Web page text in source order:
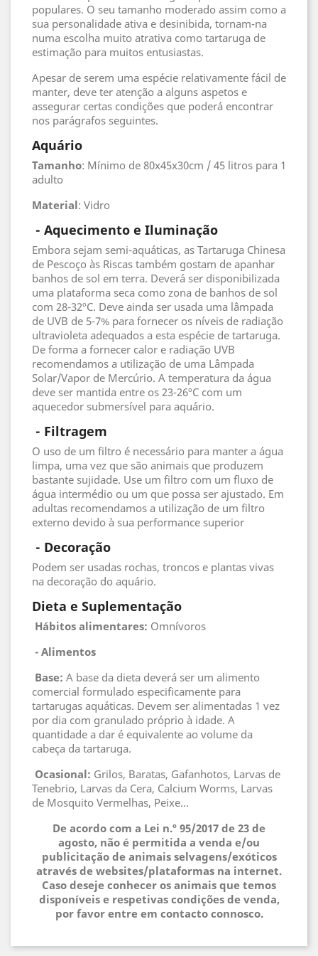
populares. O seu tamanho moderado assim como a
sua personalidade ativa e desinibida, tornam-na
numa escolha muito atrativa como tartaruga de
estimação para muitos entusiastas.
Apesar de serem uma espécie relativamente fácil de
manter, deve ter atenção a alguns aspetos e
assegurar certas condições que poderá encontrar
nos parágrafos seguintes.
Aquário
Tamanho: Mínimo de 80x45x30cm / 45 litros para 1
adulto
Material: Vidro
- Aquecimento e Iluminação
Embora sejam semi-aquáticas, as Tartaruga Chinesa
de Pescoço às Riscas também gostam de apanhar
banhos de sol em terra. Deverá ser disponibilizada
uma plataforma seca como zona de banhos de sol
com 28-32ºC. Deve ainda ser usada uma lâmpada
de UVB de 5-7% para fornecer os níveis de radiação
ultravioleta adequados a esta espécie de tartaruga.
De forma a fornecer calor e radiação UVB
recomendamos a utilização de uma Lâmpada
Solar/Vapor de Mercúrio. A temperatura da água
deve ser mantida entre os 23-26ºC com um
aquecedor submersível para aquário.
- Filtragem
O uso de um filtro é necessário para manter a água
limpa, uma vez que são animais que produzem
bastante sujidade. Use um filtro com um fluxo de
água intermédio ou um que possa ser ajustado. Em
adultas recomendamos a utilização de um filtro
externo devido à sua performance superior
- Decoração
Podem ser usadas rochas, troncos e plantas vivas
na decoração do aquário.
Dieta e Suplementação
Hábitos alimentares: Omnívoros
- Alimentos
Base: A base da dieta deverá ser um alimento
comercial formulado especificamente para
tartarugas aquáticas. Devem ser alimentadas 1 vez
por dia com granulado próprio à idade. A
quantidade a dar é equivalente ao volume da
cabeça da tartaruga.
Ocasional: Grilos, Baratas, Gafanhotos, Larvas de
Tenebrio, Larvas da Cera, Calcium Worms, Larvas
de Mosquito Vermelhas, Peixe...
De acordo com a Lei n.º 95/2017 de 23 de
agosto, não é permitida a venda e/ou
publicitação de animais selvagens/exóticos
através de websites/plataformas na internet.
Caso deseje conhecer os animais que temos
disponíveis e respetivas condições de venda,
por favor entre em contacto connosco.